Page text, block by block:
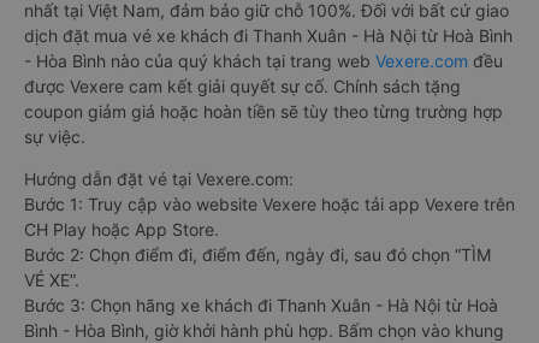
nhất tại Việt Nam, đảm bảo giữ chỗ 100%. Đối với bất cứ giao
dịch đặt mua vé xe khách đi Thanh Xuân - Hà Nội từ Hoà Bình
- Hòa Bình nào của quý khách tại trang web Vexere.com đều
được Vexere cam kết giải quyết sự cố. Chính sách tặng
coupon giảm giá hoặc hoàn tiền sẽ tùy theo từng trường hợp
sự việc.
Hướng dẫn đặt vé tại Vexere.com:
Bước 1: Truy cập vào website Vexere hoặc tải app Vexere trên
CH Play hoặc App Store.
Bước 2: Chọn điểm đi, điểm đến, ngày đi, sau đó chọn “TÌM
VÉ XE”.
Bước 3: Chọn hãng xe khách đi Thanh Xuân - Hà Nội từ Hoà
Bình - Hòa Bình, giờ khởi hành phù hợp. Bấm chọn vào khung